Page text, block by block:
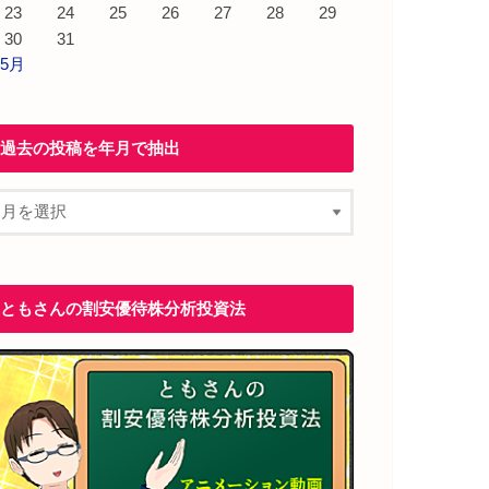
23 24 25 26 27 28
29
30
31
月
過去の投稿を年月で抽出
ともさんの割安優待株分析投資法